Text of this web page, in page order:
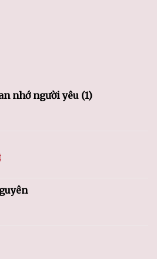
nhớ người yêu (1)